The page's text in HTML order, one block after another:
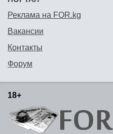
Реклама на FOR.kg
Вакансии
Контакты
Форум
18+